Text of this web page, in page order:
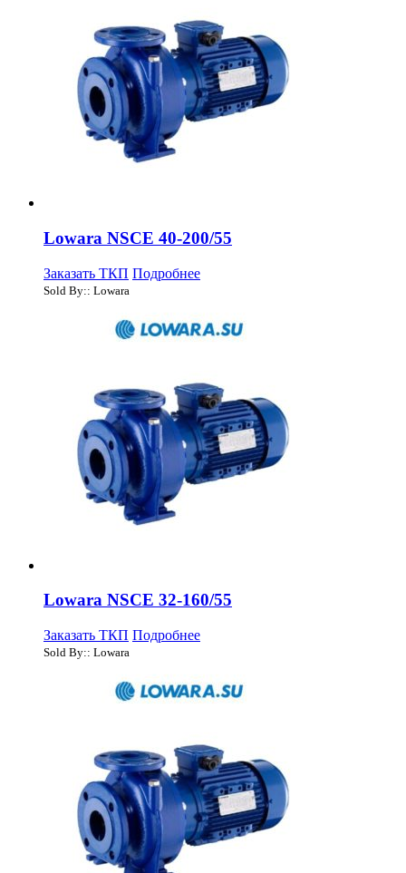
Lowara NSCE 40-200/55
Заказать ТКП Подробнее
Sold By:: Lowara
Lowara NSCE 32-160/55
Заказать ТКП Подробнее
Sold By:: Lowara